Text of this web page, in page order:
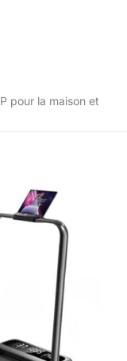
pour la maison et